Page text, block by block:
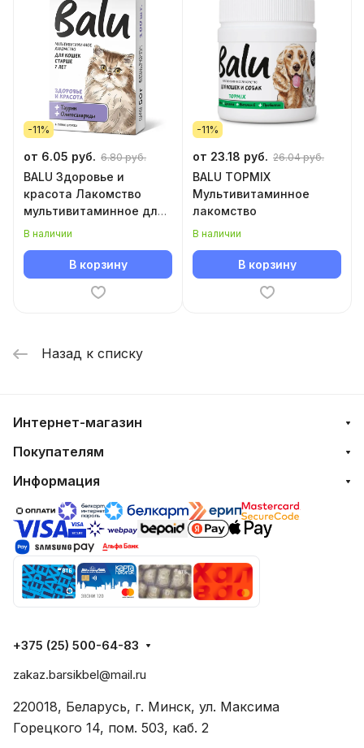
-11%
от 6.05 руб. 6.80 руб.
BALU Здоровье и
красота Лакомство
мультивитаминное для
кошек
В наличии
В корзину
-11%
от 23.18 руб. 26.04 руб.
BALU TOPMIX
Мультивитаминное
лакомство
В наличии
В корзину
Назад к списку
Интернет-магазин
Покупателям
Информация
+375 (25) 500-64-83
zakaz.barsikbel@mail.ru
220018, Беларусь, г. Минск, ул. Максима
Горецкого 14, пом. 503, каб. 2